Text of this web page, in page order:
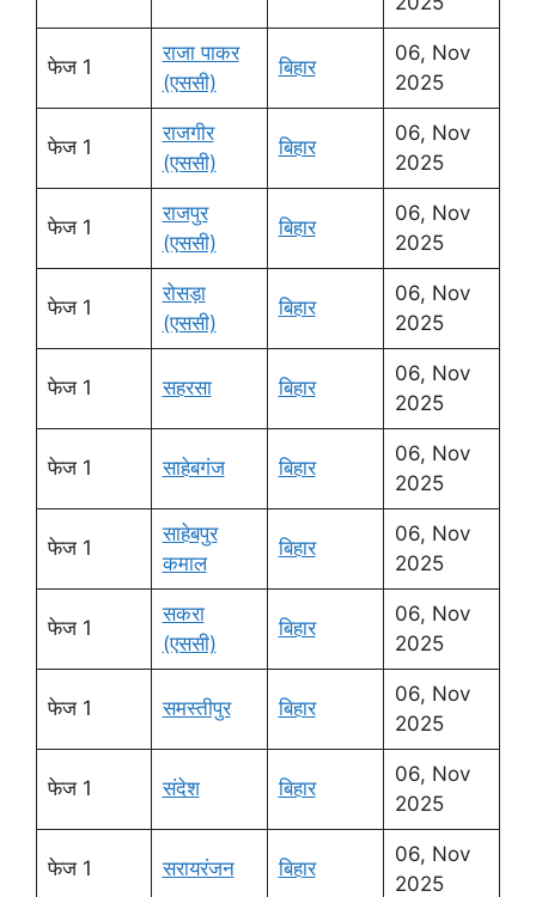
फेज 1
राजा पाकर
(एससी)
बिहार
06, Nov
2025
फेज 1
राजगीर
(एससी)
बिहार
06, Nov
2025
फेज 1
राजपुर
(एससी)
बिहार
06, Nov
2025
फेज 1
रोसड़ा
(एससी)
बिहार
06, Nov
2025
फेज 1 सहरसा बिहार
06, Nov
2025
फेज 1 साहेबगंज बिहार
06, Nov
2025
फेज 1
साहेबपुर
कमाल
बिहार
06, Nov
2025
फेज 1
सकरा
(एससी)
बिहार
06, Nov
2025
फेज 1 समस्तीपुर बिहार
06, Nov
2025
फेज 1 संदेश बिहार
06, Nov
2025
फेज 1 सरायरंजन बिहार
06, Nov
2025